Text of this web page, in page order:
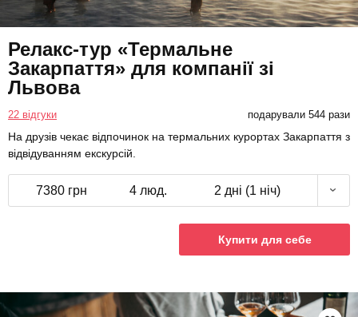
Релакс-тур «Термальне
Закарпаття» для компанії зі
Львова
22 відгуки подарували 544 рази
На друзів чекає відпочинок на термальних курортах Закарпаття з
відвідуванням екскурсій.
7380 грн 4 люд. 2 дні (1 ніч)
Купити для себе